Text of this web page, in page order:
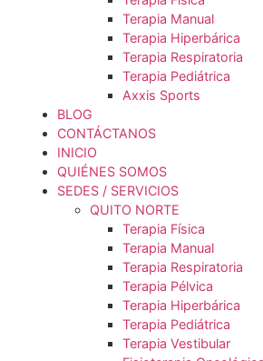
Terapia Respiratoria
Terapia Hiperbárica
Terapia a Domicilio
MANTA
Terapia Física
Terapia Hiperbárica
Terapia Pediátrica
Axxis Sports
CONTÁCTANOS
QUIÉNES SOMOS
SEDES / SERVICIOS
QUITO NORTE
Terapia Física